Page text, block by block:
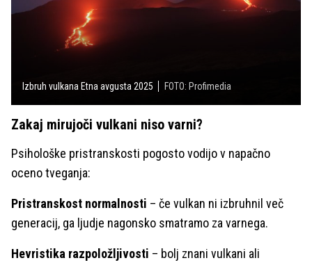
Izbruh vulkana Etna avgusta 2025 FOTO: Profimedia
Zakaj mirujoči vulkani niso varni?
Psihološke pristranskosti pogosto vodijo v napačno
oceno tveganja:
Pristranskost normalnosti – če vulkan ni izbruhnil več
generacij, ga ljudje nagonsko smatramo za varnega.
Hevristika razpoložljivosti – bolj znani vulkani ali